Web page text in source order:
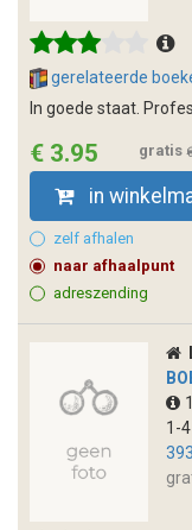
gerelateerde
In goede staat.
€ 3.95 gratis
in
zelf afhalen
naar afhaalpunt
adreszending
1-